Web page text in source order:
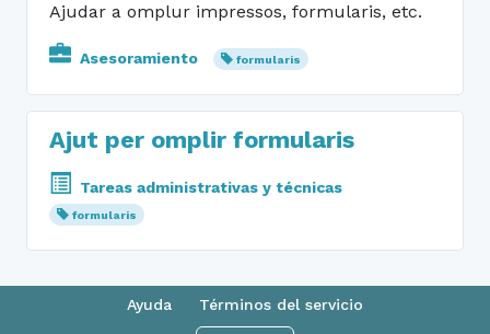
Ajudar a omplur impressos, formularis, etc.
Asesoramiento formularis
Ajut per omplir formularis
Tareas administrativas y técnicas
formularis
Ayuda Términos del servicio